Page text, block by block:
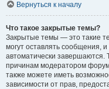
Вернуться к началу
Что такое закрытые темы?
Закрытые темы — это такие
могут оставлять сообщения,
автоматически завершаются.
причинам модератором
также можете иметь
зависимости от прав,